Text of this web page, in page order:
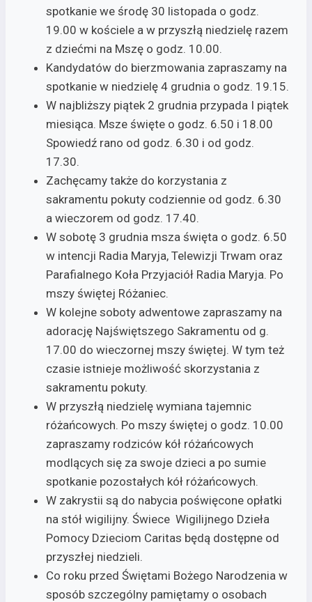
spotkanie we środę 30 listopada o godz.
19.00 w kościele a w przyszłą niedzielę razem
z dziećmi na Mszę o godz. 10.00.
Kandydatów do bierzmowania zapraszamy na
spotkanie w niedzielę 4 grudnia o godz. 19.15.
W najbliższy piątek 2 grudnia przypada I piątek
miesiąca. Msze święte o godz. 6.50 i 18.00
Spowiedź rano od godz. 6.30 i od godz.
17.30.
Zachęcamy także do korzystania z
sakramentu pokuty codziennie od godz. 6.30
a wieczorem od godz. 17.40.
W sobotę 3 grudnia msza święta o godz. 6.50
w intencji Radia Maryja, Telewizji Trwam oraz
Parafialnego Koła Przyjaciół Radia Maryja. Po
mszy świętej Różaniec.
W kolejne soboty adwentowe zapraszamy na
adorację Najświętszego Sakramentu od g.
17.00 do wieczornej mszy świętej. W tym też
czasie istnieje możliwość skorzystania z
sakramentu pokuty.
W przyszłą niedzielę wymiana tajemnic
różańcowych. Po mszy świętej o godz. 10.00
zapraszamy rodziców kół różańcowych
modlących się za swoje dzieci a po sumie
spotkanie pozostałych kół różańcowych.
W zakrystii są do nabycia poświęcone opłatki
na stół wigilijny. Świece Wigilijnego Dzieła
Pomocy Dzieciom Caritas będą dostępne od
przyszłej niedzieli.
Co roku przed Świętami Bożego Narodzenia w
sposób szczególny pamiętamy o osobach